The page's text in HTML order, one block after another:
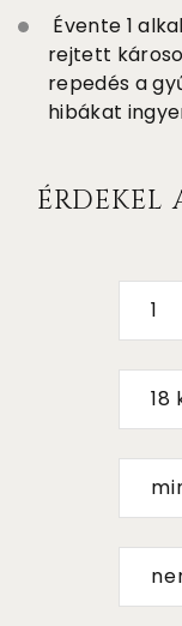
Évente 1
rejtett
repedés a
hibákat
ÉRDEKEL
1
18